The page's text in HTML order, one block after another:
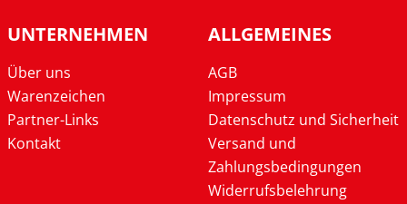
UNTERNEHMEN
Über uns
Warenzeichen
Partner-Links
Kontakt
ALLGEMEINES
AGB
Impressum
Datenschutz und Sicherheit
Versand und
Zahlungsbedingungen
Widerrufsbelehrung